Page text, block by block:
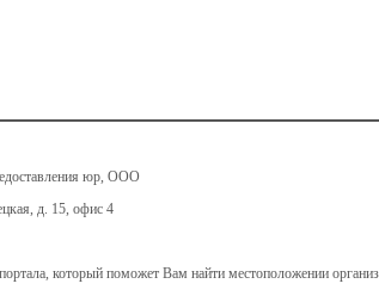
юр, ООО
д. 15, офис 4
который поможет Вам найти местоположении